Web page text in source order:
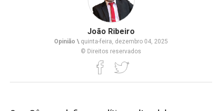
João Ribeiro
Opinião \ quinta-feira, dezembro 04, 2025
© Direitos reservados